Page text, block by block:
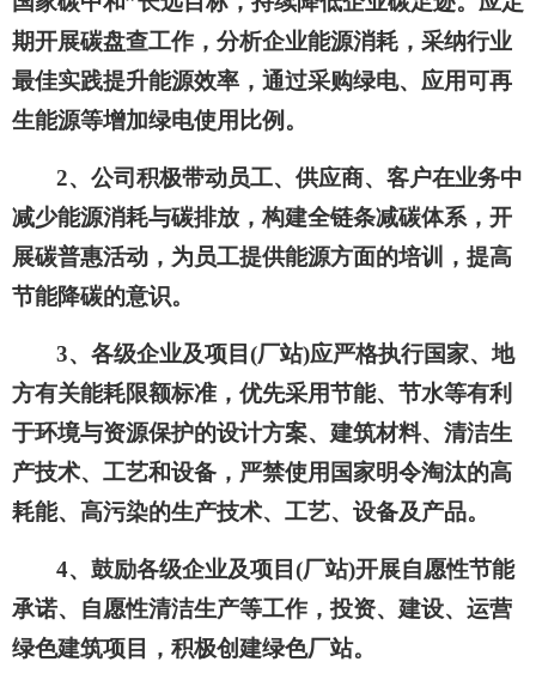
期开展碳盘查工作，分析企业能源消耗，采纳行业
最佳实践提升能源效率，通过采购绿电、应用可再
生能源等增加绿电使用比例。
2、公司积极带动员工、供应商、客户在业务中
减少能源消耗与碳排放，构建全链条减碳体系，开
展碳普惠活动 ，为员工提供能源方面的培训，提高
节能降碳的意识。
3、各级企业及项目(厂站)应严格执行国家、地
方有关能耗限额标准，优先采用节能、节水等有利
于环境与资源保护的设计方案、建筑材料、清洁生
产技术、工艺和设备，严禁使用国家明令淘汰的高
耗能、高污染的生产技术、工艺、设备及产品。
4、鼓励各级企业及项目(厂站)开展自愿性节能
承诺、自愿性清洁生产等工作，投资、建设、运营
绿色建筑项目，积极创建绿色厂站。